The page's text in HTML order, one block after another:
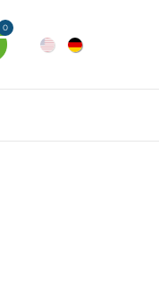
0